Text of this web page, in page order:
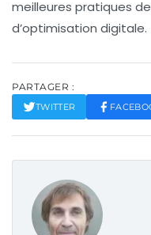
meilleures pratiques de
d’optimisation digitale.
PARTAGER :
TWITTER